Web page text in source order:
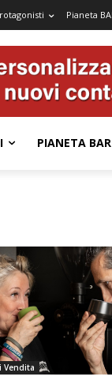
Pianeta
PIANETA BAR
Vendita